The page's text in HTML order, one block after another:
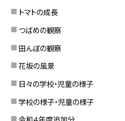
トマトの成長
つばめの観察
田んぼの観察
花坂の風景
日々の学校・児童の様子
学校の様子・児童の様子